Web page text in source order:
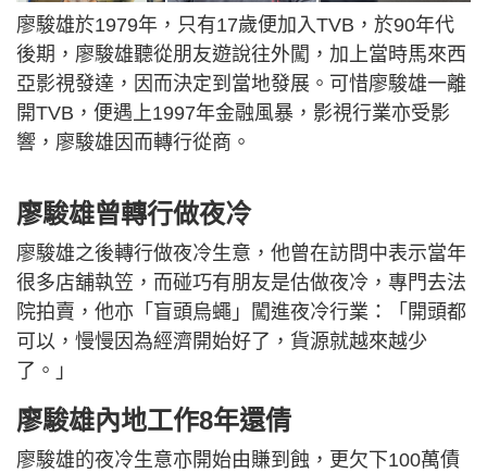
廖駿雄於1979年，只有17歲便加入TVB，於90年代
後期，廖駿雄聽從朋友遊說往外闖，加上當時馬來西
亞影視發達，因而決定到當地發展。可惜廖駿雄一離
開TVB，便遇上1997年金融風暴，影視行業亦受影
響，廖駿雄因而轉行從商。
廖駿雄曾轉行做夜冷
廖駿雄之後轉行做夜冷生意，他曾在訪問中表示當年
很多店舖執笠，而碰巧有朋友是估做夜冷，專門去法
院拍賣，他亦「盲頭烏蠅」闖進夜冷行業：「開頭都
可以，慢慢因為經濟開始好了，貨源就越來越少
了。」
廖駿雄內地工作8年還倩
廖駿雄的夜冷生意亦開始由賺到蝕，更欠下100萬債